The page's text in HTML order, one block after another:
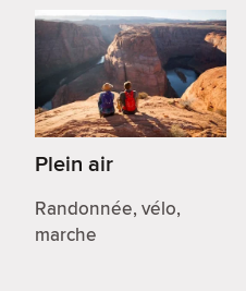
Plein air
Randonnée, vélo,
marche